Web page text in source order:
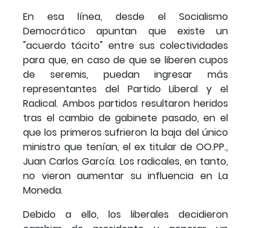
En esa línea, desde el Socialismo
Democrático apuntan que existe un
"acuerdo tácito" entre sus colectividades
para que, en caso de que se liberen cupos
de seremis, puedan ingresar más
representantes del Partido Liberal y el
Radical. Ambos partidos resultaron heridos
tras el cambio de gabinete pasado, en el
que los primeros sufrieron la baja del único
ministro que tenían, el ex titular de OO.PP.,
Juan Carlos García. Los radicales, en tanto,
no vieron aumentar su influencia en La
Moneda.
Debido a ello, los liberales decidieron